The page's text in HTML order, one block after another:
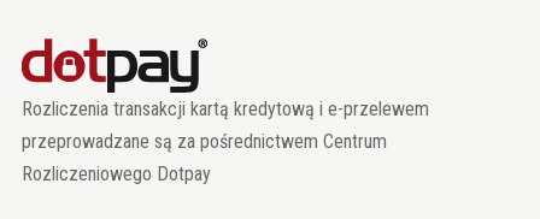
Rozliczenia transakcji kartą kredytową i e-przelewem
przeprowadzane są za pośrednictwem Centrum
Rozliczeniowego Dotpay